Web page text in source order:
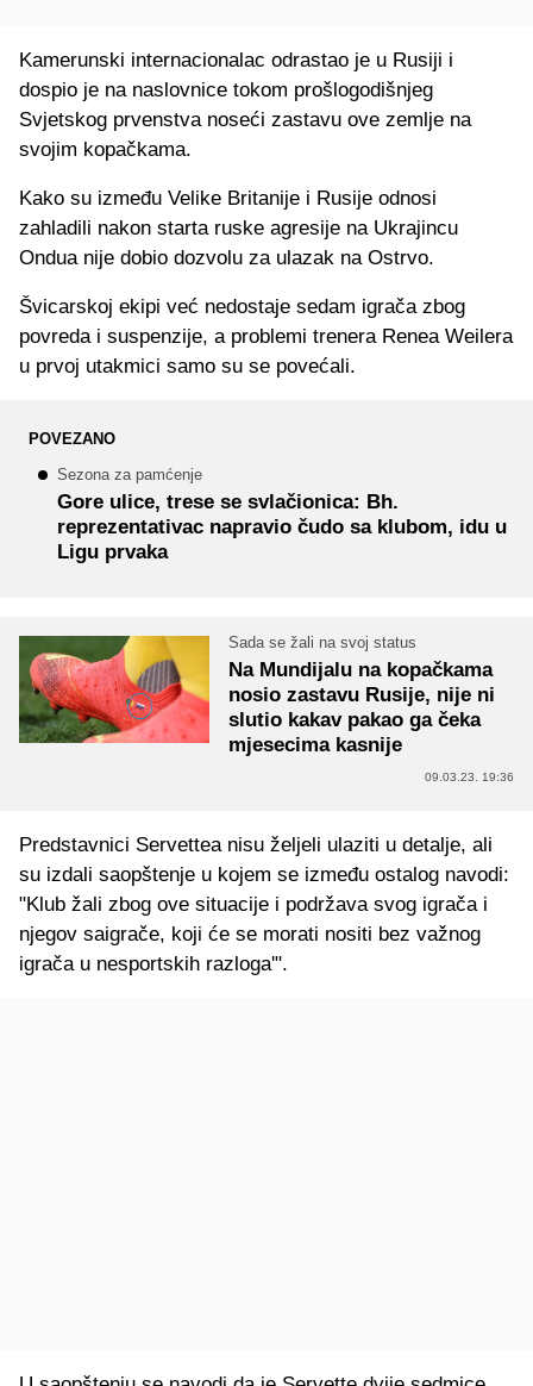
Kamerunski internacionalac odrastao je u Rusiji i
dospio je na naslovnice tokom prošlogodišnjeg
Svjetskog prvenstva noseći zastavu ove zemlje na
svojim kopačkama.
Kako su između Velike Britanije i Rusije odnosi
zahladili nakon starta ruske agresije na Ukrajincu
Ondua nije dobio dozvolu za ulazak na Ostrvo.
Švicarskoj ekipi već nedostaje sedam igrača zbog
povreda i suspenzije, a problemi trenera Renea Weilera
u prvoj utakmici samo su se povećali.
POVEZANO
Sezona za pamćenje
Gore ulice, trese se svlačionica: Bh.
reprezentativac napravio čudo sa klubom, idu u
Ligu prvaka
Sada se žali na svoj status
Na Mundijalu na kopačkama
nosio zastavu Rusije, nije ni
slutio kakav pakao ga čeka
mjesecima kasnije
09.03.23. 19:36
Predstavnici Servettea nisu željeli ulaziti u detalje, ali
su izdali saopštenje u kojem se između ostalog navodi:
"Klub žali zbog ove situacije i podržava svog igrača i
njegov saigrače, koji će se morati nositi bez važnog
igrača u nesportskih razloga'".